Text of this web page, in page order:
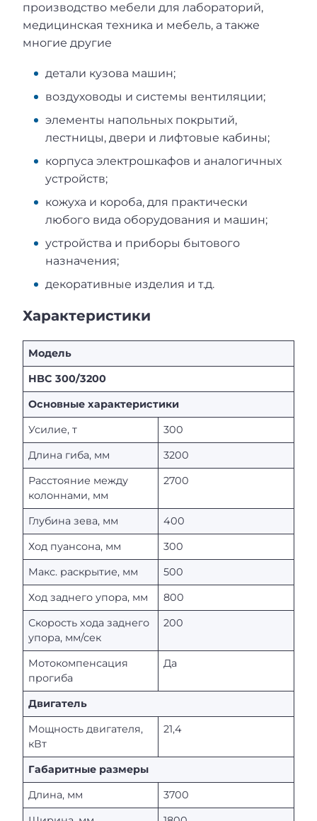
производство мебели для лабораторий,
медицинская техника и мебель, а также
многие другие
детали кузова машин;
воздуховоды и системы вентиляции;
элементы напольных покрытий,
лестницы, двери и лифтовые кабины;
корпуса электрошкафов и аналогичных
устройств;
кожуха и короба, для практически
любого вида оборудования и машин;
устройства и приборы бытового
назначения;
декоративные изделия и т.д.
Характеристики
Модель
HBC 300/3200
Основные характеристики
Усилие, т
300
Длина гиба, мм
3200
Расстояние между
колоннами, мм
2700
Глубина зева, мм
400
Ход пуансона, мм
300
Макс. раскрытие, мм
500
Ход заднего упора, мм
800
Скорость хода заднего
упора, мм/сек
200
Мотокомпенсация
прогиба
Да
Двигатель
Мощность двигателя,
кВт
21,4
Габаритные размеры
Длина, мм
3700